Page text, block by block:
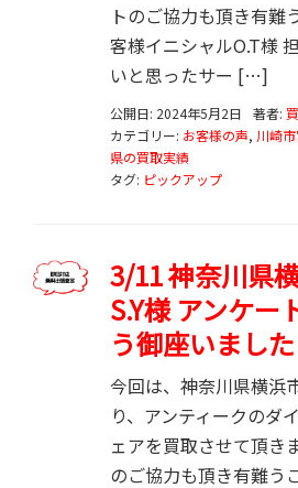
トのご協力も頂き有難
客様イニシャルO.T様
いと思ったサー […]
公開日: 2024年5月2日 著者:
カテゴリー: お客様の声, 川崎
県の買取実績
タグ: ピックアップ
3/11 神奈川県
S.Y様 アンケー
う御座いました
今回は、神奈川県横浜
り、アンティークのダ
ェアを買取させて頂き
のご協力も頂き有難う